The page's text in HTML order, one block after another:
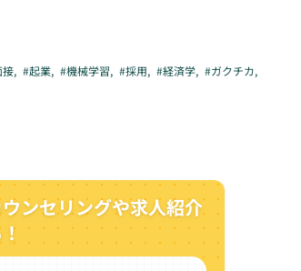
接, #起業, #機械学習, #採用, #経済学, #ガクチカ,
ンセリングや求人紹介